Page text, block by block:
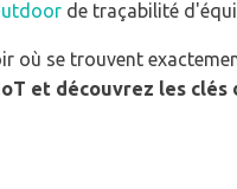
de traçabilité
où se trouvent
et découvrez les